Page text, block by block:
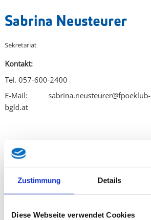
Zustimmung Details
Diese Webseite verwendet Cookies
Sabrina Neusteurer
Sekretariat
Kontakt:
Tel. 057-600-2400
E-Mail: sabrina.neusteurer@fpoeklub-
bgld.at
Mario Hofer
Kontakt: